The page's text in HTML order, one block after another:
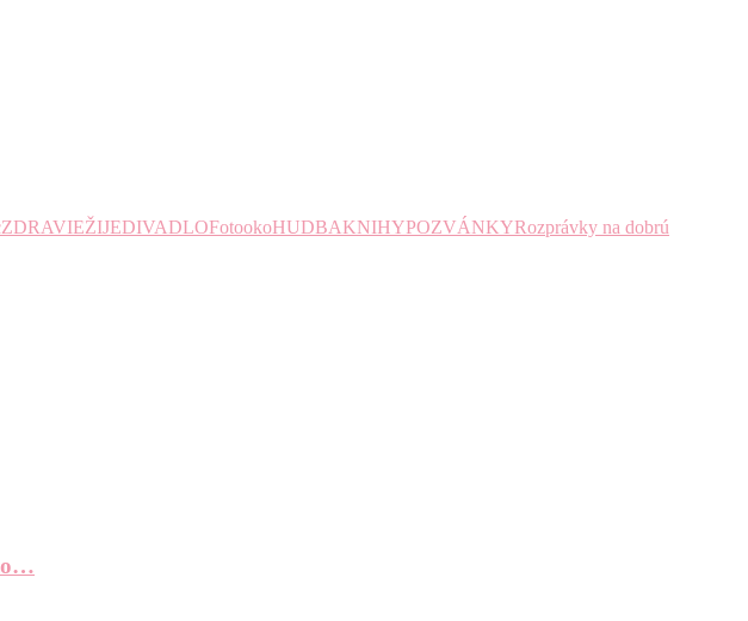
ZDRAVIEŽIJEDIVADLOFotookoHUDBAKNIHYPOZVÁNKYRozprávky na dobrú